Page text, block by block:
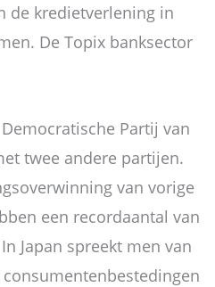
de kredietverlening in
De Topix banksector
Partij van
twee andere partijen.
van vorige
een recordaantal van
Japan spreekt men van